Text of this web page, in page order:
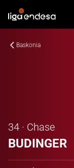
Baskonia
34 · Chase
BUDINGER